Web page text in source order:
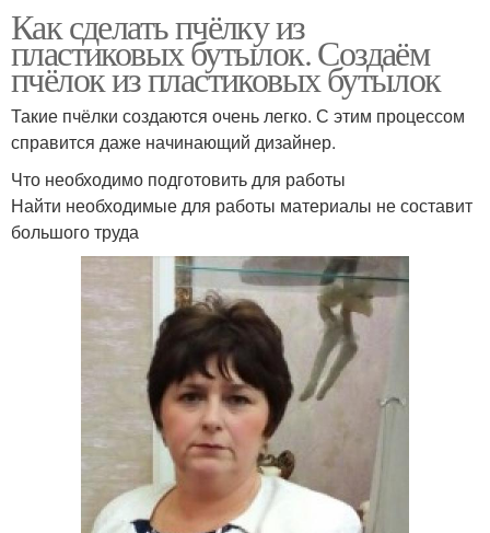
Как сделать пчёлку из
пластиковых бутылок. Создаём
пчёлок из пластиковых бутылок
Такие пчёлки создаются очень легко. С этим процессом
справится даже начинающий дизайнер.
Что необходимо подготовить для работы
Найти необходимые для работы материалы не составит
большого труда